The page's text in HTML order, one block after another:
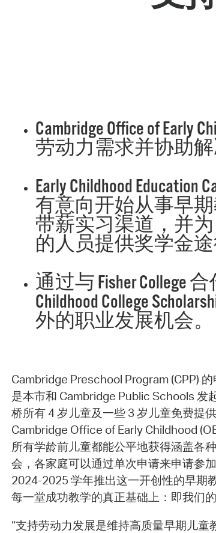
Cambridge Office of
劳动力需求并协助
Early Childhood Education
有意向开始从事早
带薪实习渠道，并
的人员提供奖学金途
通过与 Fisher College
Childhood College
外的职业发展机会。
Cambridge Preschool Program (CPP)
是本市和 Cambridge Public Schools 发
桥所有 4 岁儿童及一些 3 岁儿童免费提
Cambridge Office of Early Childhood
所有学龄前儿童都能公平地获得涵盖各
会，各家庭可以通过单次申请来申请参
2024-2025 学年推出这一开创性的早期
每一堂成功教学的真正基础上：即我们
“支持劳动力发展是维持高质量早期儿童